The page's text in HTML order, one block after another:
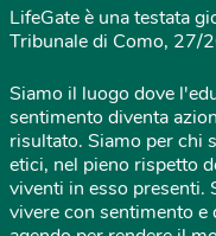
LifeGate è una testata
Tribunale di Como, 27/
Siamo il luogo dove
sentimento diventa
risultato. Siamo per chi
etici, nel pieno rispetto
viventi in esso presenti.
vivere con sentimento